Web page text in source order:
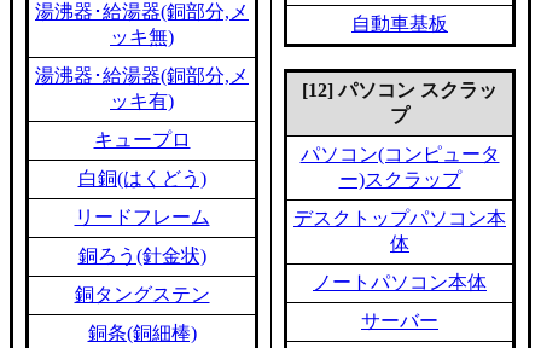
湯沸器･給湯器(銅部分,メ
ッキ無)
湯沸器･給湯器(銅部分,メ
ッキ有)
キュープロ
白銅(はくどう)
リードフレーム
銅ろう(針金状)
銅タングステン
銅条(銅細棒)
自動車基板
[12] パソコン スクラッ
プ
パソコン(コンピュータ
ー)スクラップ
デスクトップパソコン本
体
ノートパソコン本体
サーバー